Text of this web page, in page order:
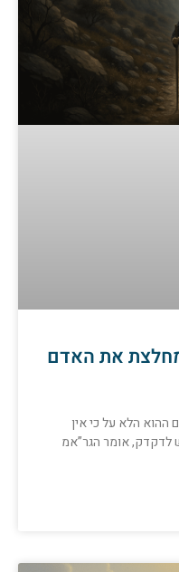
את האדם
ההוא הלא על כי אין
לדקדק, אומר הגר”אמ